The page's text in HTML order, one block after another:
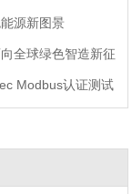
源新图景
全球绿色智造新征
Modbus认证测试